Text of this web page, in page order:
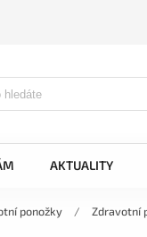
AKTUALITY
ponožky / Zdravotní